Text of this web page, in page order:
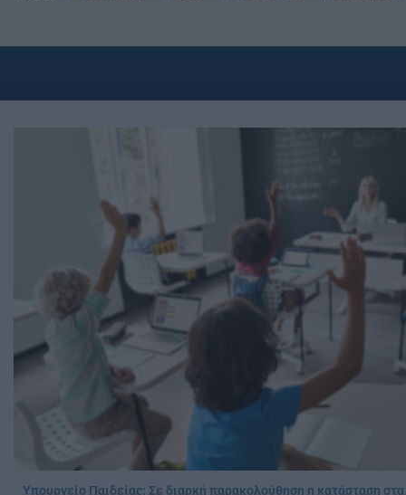
Υπουργείο Παιδείας: Σε διαρκή παρακολούθηση η κατάσταση